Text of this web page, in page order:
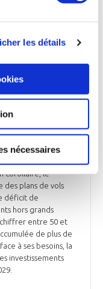
les détails
nécessaires
remis un rapport
aérienne
à niveau du
et des
selon ce
l’entrée
« 4-Flight », dans
2022, et d'Aix-en-
corollaire, le
plans de vols
déficit de
hors grands
entre 50 et
de plus de
à ses besoins, la
investissements